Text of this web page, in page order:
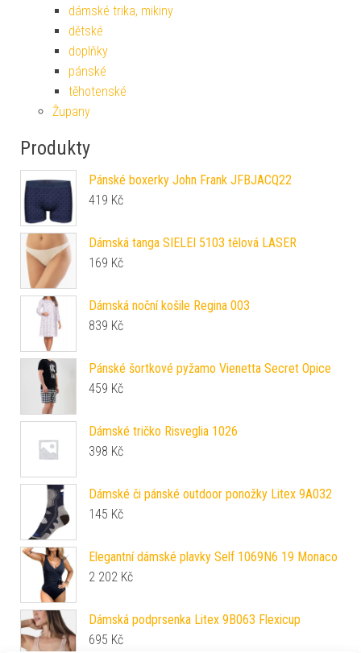
dámské trika, mikiny
dětské
doplňky
pánské
těhotenské
Župany
Produkty
Pánské boxerky John Frank JFBJACQ22
419 Kč
Dámská tanga SIELEI 5103 tělová LASER
169 Kč
Dámská noční košile Regina 003
839 Kč
Pánské šortkové pyžamo Vienetta Secret Opice
459 Kč
Dámské tričko Risveglia 1026
398 Kč
Dámské či pánské outdoor ponožky Litex 9A032
145 Kč
Elegantní dámské plavky Self 1069N6 19 Monaco
2 202 Kč
Dámská podprsenka Litex 9B063 Flexicup
695 Kč